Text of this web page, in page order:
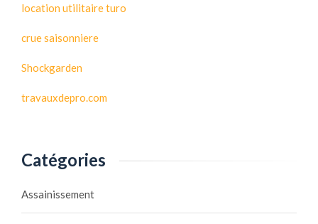
location utilitaire turo
crue saisonniere
Shockgarden
travauxdepro.com
Catégories
Assainissement